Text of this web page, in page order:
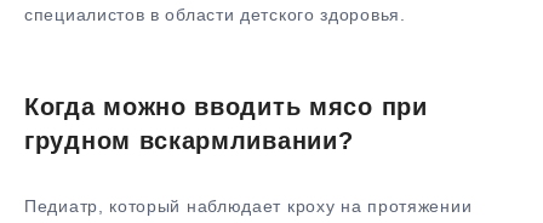
специалистов в области детского здоровья.
Когда можно вводить мясо при
грудном вскармливании?
Педиатр, который наблюдает кроху на протяжении